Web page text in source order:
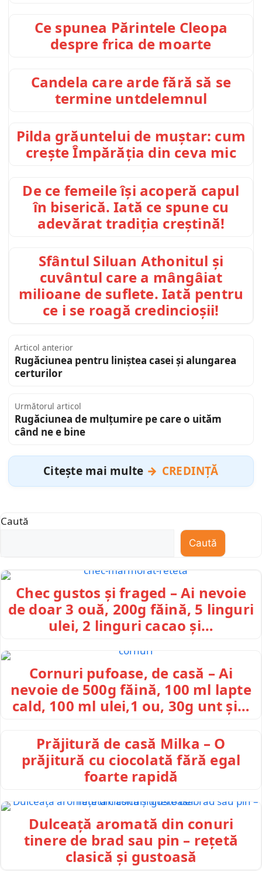
Ce spunea Părintele Cleopa
despre frica de moarte
Candela care arde fără să se
termine untdelemnul
Pilda grăuntelui de muștar: cum
crește Împărăția din ceva mic
De ce femeile își acoperă capul
în biserică. Iată ce spune cu
adevărat tradiția creștină!
Sfântul Siluan Athonitul și
cuvântul care a mângâiat
milioane de suflete. Iată pentru
ce i se roagă credincioșii!
Articol anterior
Rugăciunea pentru liniștea casei și alungarea
certurilor
Următorul articol
Rugăciunea de mulțumire pe care o uităm
când ne e bine
Citește mai multe CREDINȚĂ
Caută
Caută
Chec gustos și fraged – Ai nevoie
de doar 3 ouă, 200g făină, 5 linguri
ulei, 2 linguri cacao și…
Cornuri pufoase, de casă – Ai
nevoie de 500g făină, 100 ml lapte
cald, 100 ml ulei,1 ou, 30g unt și…
Prăjitură de casă Milka – O
prăjitură cu ciocolată fără egal
foarte rapidă
Dulceață aromată din conuri
tinere de brad sau pin – rețetă
clasică și gustoasă